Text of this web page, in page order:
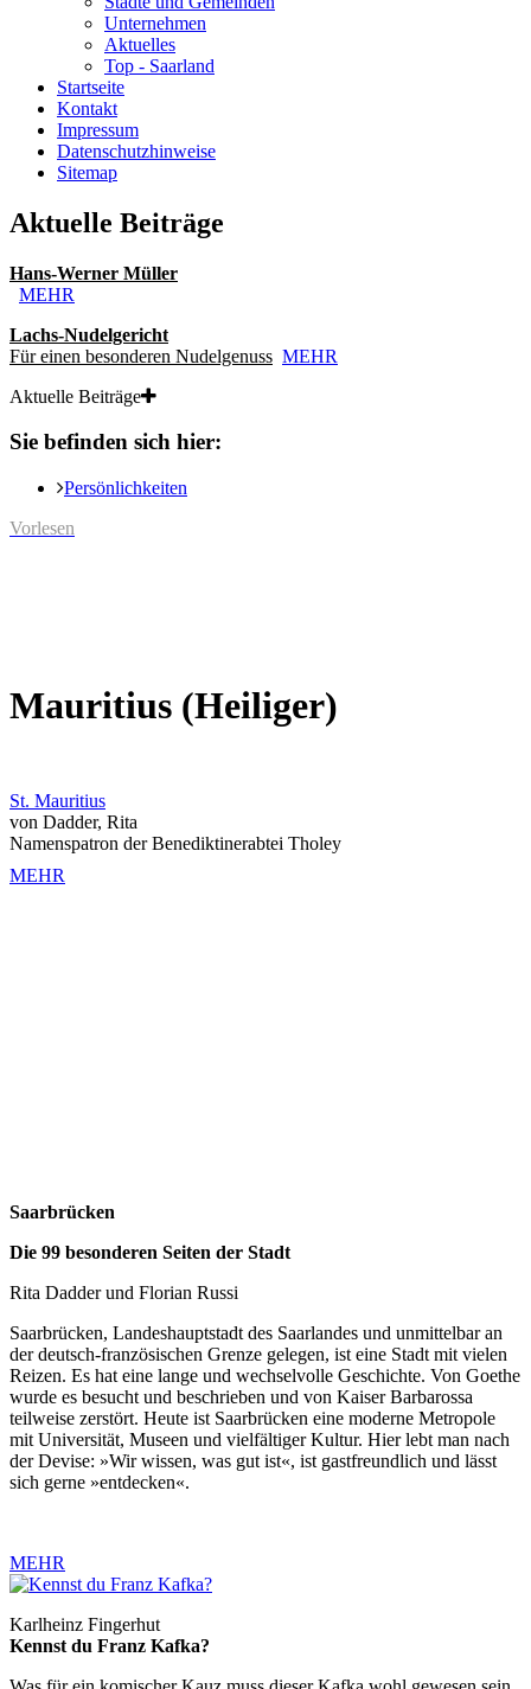
Unternehmen
Aktuelles
Top - Saarland
Startseite
Kontakt
Impressum
Datenschutzhinweise
Sitemap
Aktuelle Beiträge
Hans-Werner Müller
MEHR
Lachs-Nudelgericht
Für einen besonderen Nudelgenuss MEHR
Aktuelle Beiträge
Sie befinden sich hier:
Persönlichkeiten
Vorlesen
Mauritius (Heiliger)
St. Mauritius
von Dadder, Rita
Namenspatron der Benediktinerabtei Tholey
MEHR
Saarbrücken
Die 99 besonderen Seiten der Stadt
Rita Dadder und Florian Russi
Saarbrücken, Landeshauptstadt des Saarlandes und unmittelbar an
der deutsch-französischen Grenze gelegen, ist eine Stadt mit vielen
Reizen. Es hat eine lange und wechselvolle Geschichte. Von Goethe
wurde es besucht und beschrieben und von Kaiser Barbarossa
teilweise zerstört. Heute ist Saarbrücken eine moderne Metropole
mit Universität, Museen und vielfältiger Kultur. Hier lebt man nach
der Devise: »Wir wissen, was gut ist«, ist gastfreundlich und lässt
sich gerne »entdecken«.
MEHR
Karlheinz Fingerhut
Kennst du Franz Kafka?